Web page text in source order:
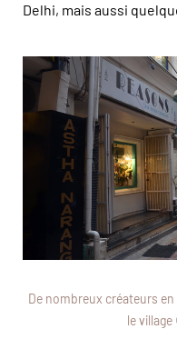
Delhi, mais aussi
De nombreux créateurs
le